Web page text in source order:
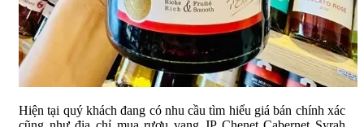
Hiện tại quý khách đang có nhu cầu tìm hiểu giá bán chính xác